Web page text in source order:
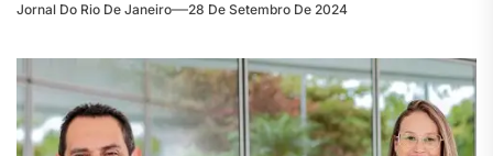
Jornal Do Rio De Janeiro 28 De Setembro De 2024